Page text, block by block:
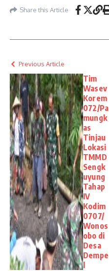
Share this Article
Previous Article
Tim
Wasev
Korem
072/Pa
mungk
as
Tinjau
Lokasi
TMMD
Sengk
uyung
Tahap
IV
Kodim
0707/
Wonos
obo di
Desa
Dempe